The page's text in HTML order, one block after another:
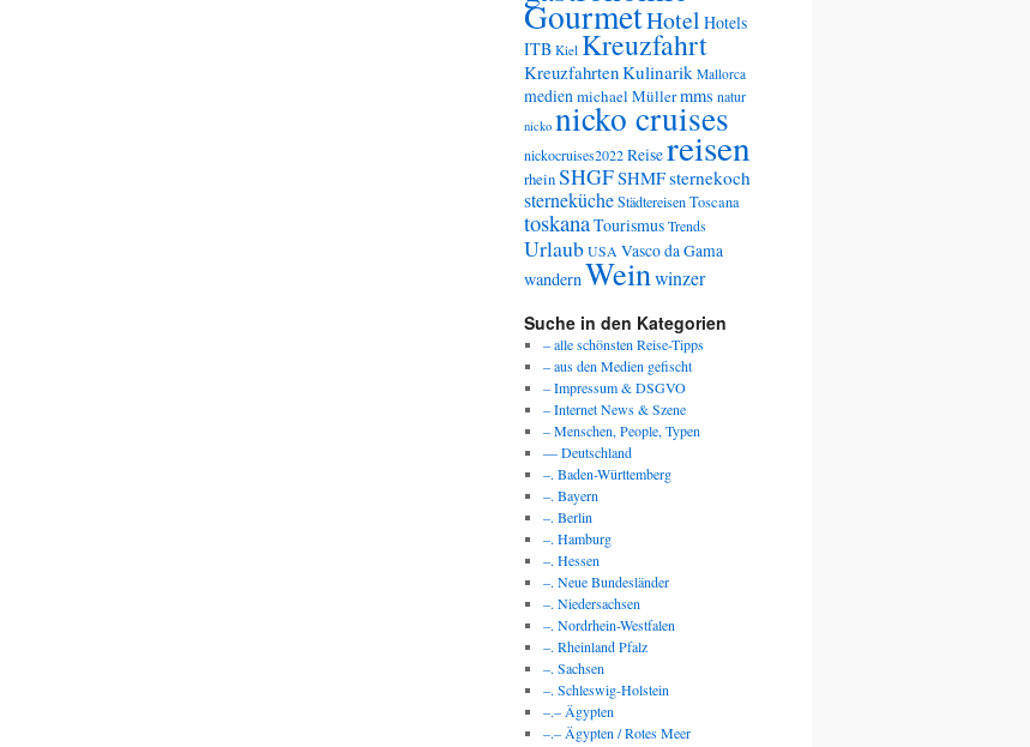
GourmetHotel Hotels
ITB Kiel Kreuzfahrt
KreuzfahrtenKulinarik Mallorca
medienmichael Müllermms natur
nicko nicko cruises
nickocruises2022Reisereisen
rheinSHGFSHMFsternekoch
sternekücheStädtereisenToscana
toskanaTourismus Trends
Urlaub USA Vasco da Gama
wandernWeinwinzer
Suche in den Kategorien
– alle schönsten Reise-Tipps
– aus den Medien gefischt
– Impressum & DSGVO
– Internet News & Szene
– Menschen, People, Typen
— Deutschland
–. Baden-Württemberg
–. Bayern
–. Berlin
–. Hamburg
–. Hessen
–. Neue Bundesländer
–. Niedersachsen
–. Nordrhein-Westfalen
–. Rheinland Pfalz
–. Sachsen
–. Schleswig-Holstein
–.– Ägypten
–.– Ägypten / Rotes Meer